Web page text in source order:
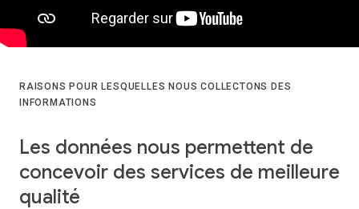
RAISONS POUR LESQUELLES NOUS COLLECTONS DES
INFORMATIONS
Les données nous permettent de
concevoir des services de meilleure
qualité